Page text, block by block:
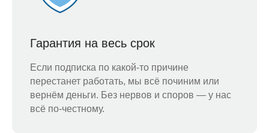
Гарантия на весь срок
Если подписка по какой-то причине
перестанет работать, мы всё починим или
вернём деньги. Без нервов и споров — у нас
всё по-честному.